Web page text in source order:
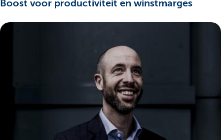
Boost voor productiviteit en winstmarges